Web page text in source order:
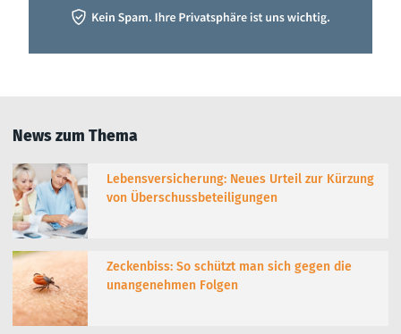
News zum Thema
Lebensversicherung: Neues Urteil zur Kürzung
von Überschussbeteiligungen
Zeckenbiss: So schützt man sich gegen die
unangenehmen Folgen